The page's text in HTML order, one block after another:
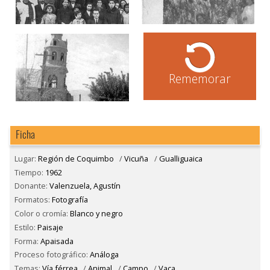
Rememorar
Ficha
Lugar: Región de Coquimbo /Vicuña /Gualliguaica
Tiempo: 1962
Donante: Valenzuela, Agustín
Formatos: Fotografía
Color o cromía: Blanco y negro
Estilo: Paisaje
Forma: Apaisada
Proceso fotográfico: Análoga